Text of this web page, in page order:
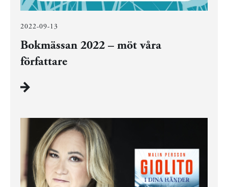
2022-09-13
Bokmässan 2022 – möt våra
författare